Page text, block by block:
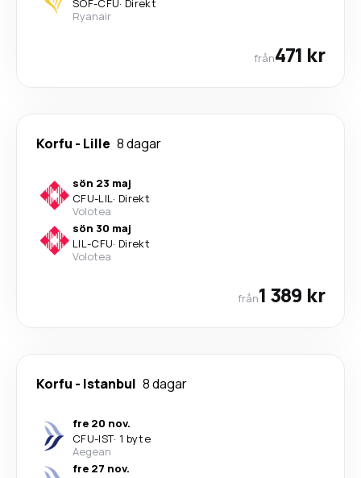
SOF-CFU· Direkt
Ryanair
från471 kr
Korfu - Lille 8 dagar
sön 23 maj
CFU-LIL· Direkt
Volotea
sön 30 maj
LIL-CFU· Direkt
Volotea
från1 389 kr
Korfu - Istanbul 8 dagar
fre 20 nov.
CFU-IST· 1 byte
Aegean
fre 27 nov.